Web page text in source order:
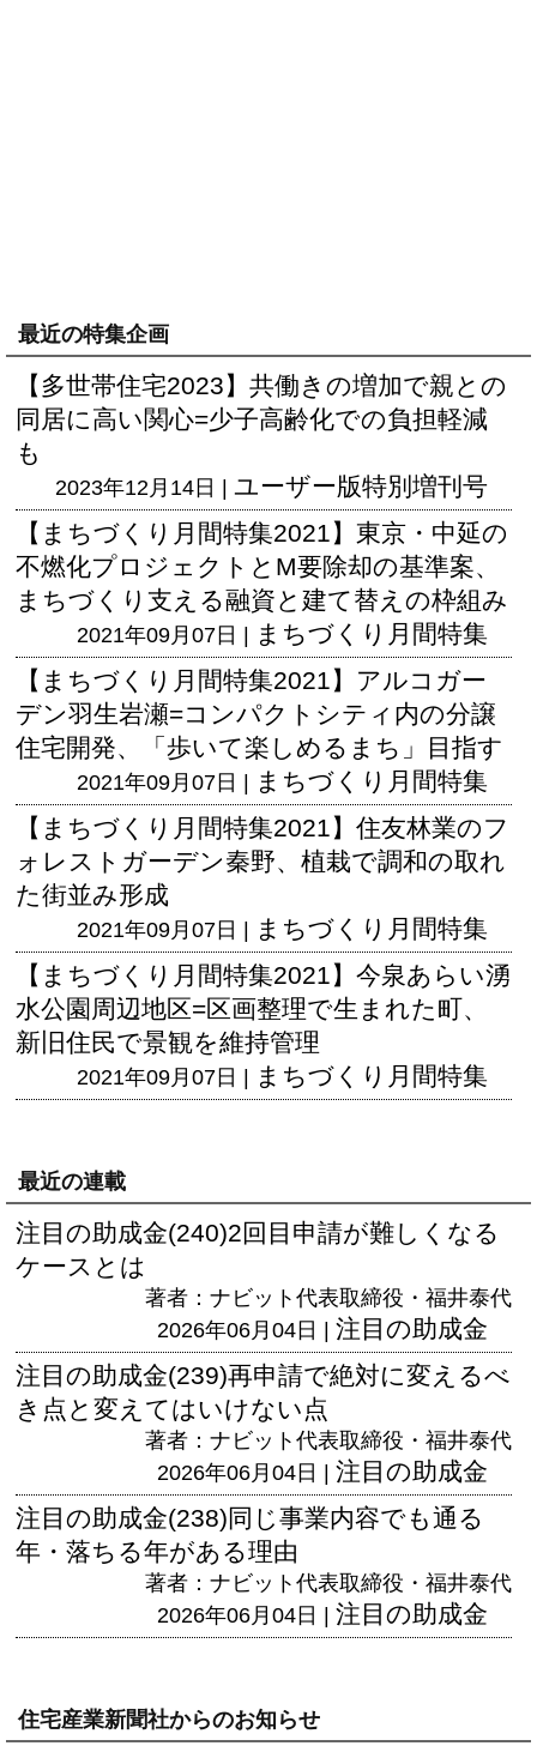
最近の特集企画
【多世帯住宅2023】共働きの増加で親との
同居に高い関心=少子高齢化での負担軽減
も
2023年12月14日 | ユーザー版特別増刊号
【まちづくり月間特集2021】東京・中延の
不燃化プロジェクトとM要除却の基準案、
まちづくり支える融資と建て替えの枠組み
2021年09月07日 | まちづくり月間特集
【まちづくり月間特集2021】アルコガー
デン羽生岩瀬=コンパクトシティ内の分譲
住宅開発、「歩いて楽しめるまち」目指す
2021年09月07日 | まちづくり月間特集
【まちづくり月間特集2021】住友林業のフ
ォレストガーデン秦野、植栽で調和の取れ
た街並み形成
2021年09月07日 | まちづくり月間特集
【まちづくり月間特集2021】今泉あらい湧
水公園周辺地区=区画整理で生まれた町、
新旧住民で景観を維持管理
2021年09月07日 | まちづくり月間特集
最近の連載
注目の助成金(240)2回目申請が難しくなる
ケースとは
著者：ナビット代表取締役・福井泰代
2026年06月04日 | 注目の助成金
注目の助成金(239)再申請で絶対に変えるべ
き点と変えてはいけない点
著者：ナビット代表取締役・福井泰代
2026年06月04日 | 注目の助成金
注目の助成金(238)同じ事業内容でも通る
年・落ちる年がある理由
著者：ナビット代表取締役・福井泰代
2026年06月04日 | 注目の助成金
住宅産業新聞社からのお知らせ